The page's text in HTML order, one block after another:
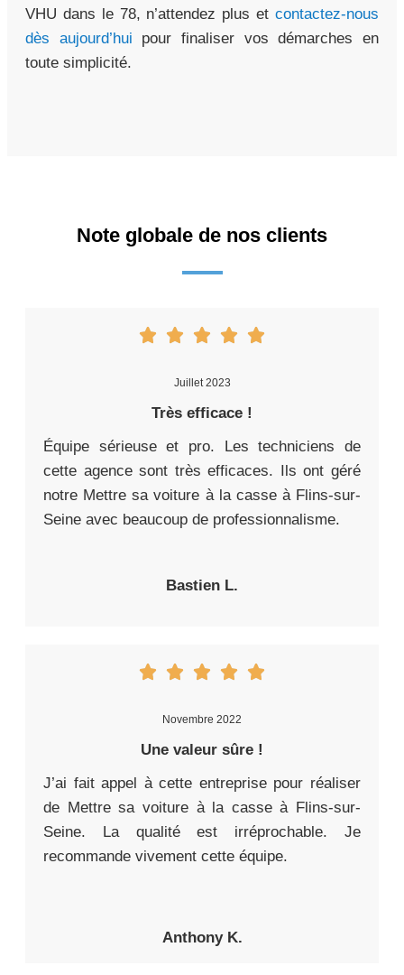
VHU dans le 78, n’attendez plus et contactez-nous
dès aujourd’hui pour finaliser vos démarches en
toute simplicité.
Note globale de nos clients
Juillet 2023
Très efficace !
Équipe sérieuse et pro. Les techniciens de
cette agence sont très efficaces. Ils ont géré
notre Mettre sa voiture à la casse à Flins-sur-
Seine avec beaucoup de professionnalisme.
Bastien L.
Novembre 2022
Une valeur sûre !
J’ai fait appel à cette entreprise pour réaliser
de Mettre sa voiture à la casse à Flins-sur-
Seine. La qualité est irréprochable. Je
recommande vivement cette équipe.
Anthony K.